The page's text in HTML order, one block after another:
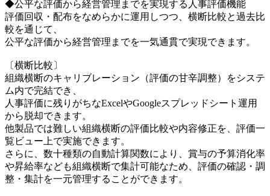
◆公平な評価から経営管理までを実現する人事評価機能
評価回収・配布をなめらかに運用しつつ、横断比較と過去比
較を通じて、
公平な評価から経営管理までを一気通貫で実現できます。
〔横断比較〕
組織横断のキャリブレーション（評価の甘辛調整）をシステ
ム内で完結でき、
人事評価に残りがちなExcelやGoogleスプレッドシート運用
から脱却できます。
他製品では難しい組織横断の評価比較や内容修正を、評価一
覧ビュー上で実施できます。
さらに、数十種類の自動計算関数により、賞与の予算消化率
や昇給率なども組織横断で集計可能なため、評価の確認・調
整・集計を一元管理することができます。